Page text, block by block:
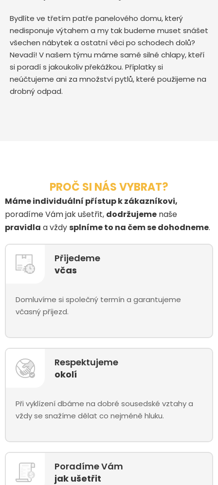
Bydlíte ve třetím patře panelového domu, který
nedisponuje výtahem a my tak budeme muset snášet
všechen nábytek a ostatní věci po schodech dolů?
Nevadí! V našem týmu máme samé silné chlapy, kteří
si poradí s jakoukoliv překážkou. Příplatky si
neúčtujeme ani za množství pytlů, které použijeme na
drobný odpad.
PROČ SI NÁS VYBRAT?
Máme individuální přístup k zákazníkovi,
poradíme Vám jak ušetřit, dodržujeme naše
pravidla a vždy splníme to na čem se dohodneme.
Přijedeme
včas
Domluvíme si společný termín a garantujeme
včasný příjezd.
Respektujeme
okolí
Při vyklízení dbáme na dobré sousedské vztahy a
vždy se snažíme dělat co nejméně hluku.
Poradíme Vám
jak ušetřit